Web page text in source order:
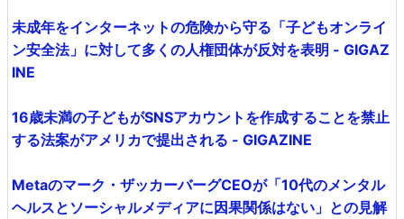
未成年をインターネットの危険から守る「子どもオンライ
ン安全法」に対して多くの人権団体が反対を表明 - GIGAZ
INE
16歳未満の子どもがSNSアカウントを作成することを禁止
する法案がアメリカで提出される - GIGAZINE
Metaのマーク・ザッカーバーグCEOが「10代のメンタル
ヘルスとソーシャルメディアに因果関係はない」との見解